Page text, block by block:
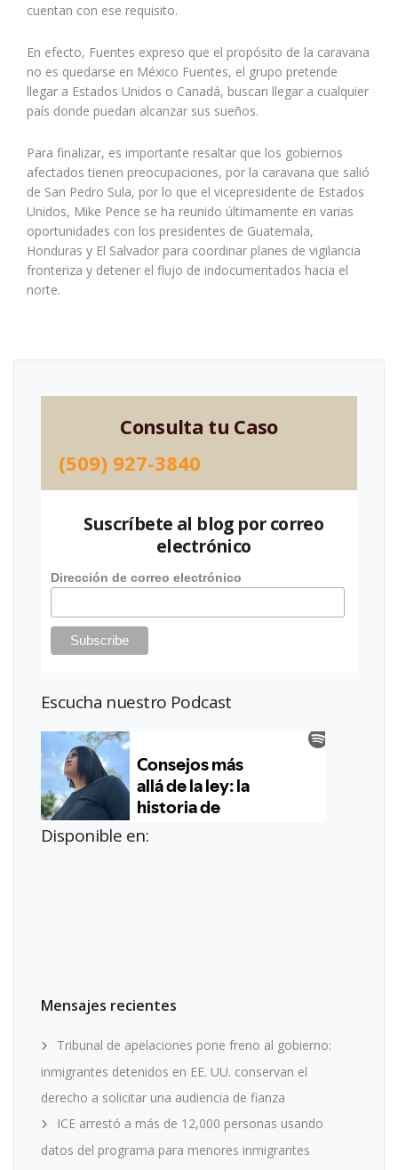
cuentan con ese requisito.
En efecto, Fuentes expreso que el propósito de la caravana
no es quedarse en México Fuentes, el grupo pretende
llegar a Estados Unidos o Canadá, buscan llegar a cualquier
país donde puedan alcanzar sus sueños.
Para finalizar, es importante resaltar que los gobiernos
afectados tienen preocupaciones, por la caravana que salió
de San Pedro Sula, por lo que el vicepresidente de Estados
Unidos, Mike Pence se ha reunido últimamente en varias
oportunidades con los presidentes de Guatemala,
Honduras y El Salvador para coordinar planes de vigilancia
fronteriza y detener el flujo de indocumentados hacia el
norte.
Consulta tu Caso
(509) 927-3840
Suscríbete al blog por correo
electrónico
Dirección de correo electrónico
Escucha nuestro Podcast
Disponible en:
Mensajes recientes
Tribunal de apelaciones pone freno al gobierno:
inmigrantes detenidos en EE. UU. conservan el
derecho a solicitar una audiencia de fianza
ICE arrestó a más de 12,000 personas usando
datos del programa para menores inmigrantes